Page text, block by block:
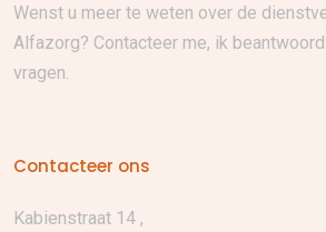
Wenst u meer te weten over de
Alfazorg? Contacteer me, ik
vragen.
Contacteer ons
Kabienstraat 14 ,